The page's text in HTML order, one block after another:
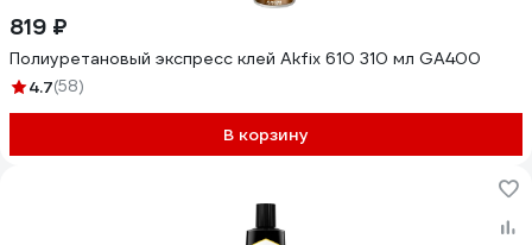
819 ₽
Полиуретановый экспресс клей Akfix 610 310 мл GA400
4.7(58)
В корзину